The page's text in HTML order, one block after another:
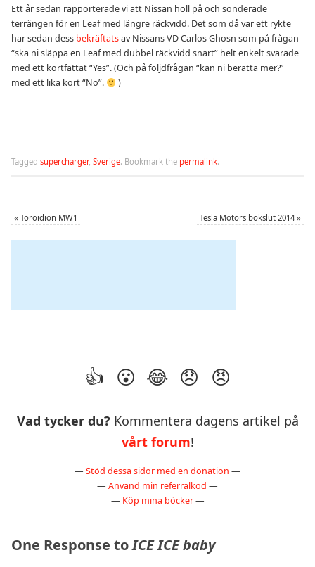
Ett år sedan rapporterade vi att Nissan höll på och sonderade
terrängen för en Leaf med längre räckvidd. Det som då var ett rykte
har sedan dess bekräftatsav Nissans VD Carlos Ghosn som på frågan
“ska ni släppa en Leaf med dubbel räckvidd snart” helt enkelt svarade
med ett kortfattat “Yes”. (Och på följdfrågan “kan ni berätta mer?”
med ett lika kort “No”.
)
Tagged supercharger, Sverige. Bookmark the permalink.
« Toroidion MW1 Tesla Motors bokslut 2014»
Vad tycker du? Kommentera dagens artikel på
vårt forum!
— Stöd dessa sidor med en donation —
— Använd min referralkod —
— Köp mina böcker—
One Response toICE ICE baby